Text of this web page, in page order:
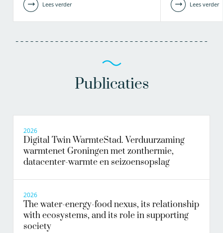
Lees verder Lees verder
Publicaties
2026
Digital Twin WarmteStad. Verduurzaming
warmtenet Groningen met zonthermie,
datacenter-warmte en seizoensopslag
2026
The water-energy-food nexus, its relationship
with ecosystems, and its role in supporting
society